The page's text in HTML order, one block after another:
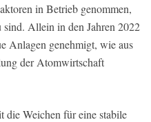
in Betrieb genommen,
Allein in den Jahren 2022
Anlagen genehmigt, wie aus
der Atomwirtschaft
die Weichen für eine stabile